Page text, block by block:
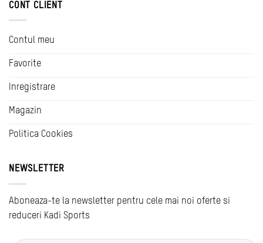
CONT CLIENT
Contul meu
Favorite
Inregistrare
Magazin
Politica Cookies
NEWSLETTER
Aboneaza-te la newsletter pentru cele mai noi oferte si
reduceri Kadi Sports